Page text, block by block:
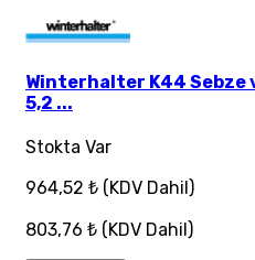
Winterhalter K44 Sebze
5,2 ...
Stokta Var
964,52 ₺ (KDV Dahil)
803,76 ₺ (KDV Dahil)